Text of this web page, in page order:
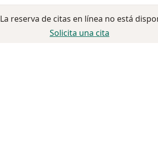
La reserva de citas en línea no está
Solicita una cita